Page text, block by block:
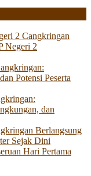
2 Cangkringan
Negeri 2
Potensi Peserta
dan
Berlangsung
Sejak Dini
Hari Pertama